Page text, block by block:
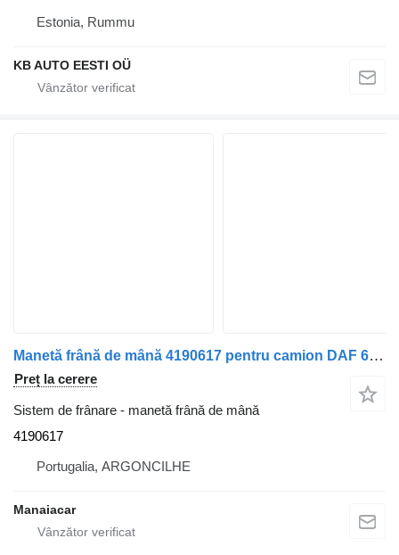
Estonia, Rummu
KB AUTO EESTI OÜ
Manetă frână de mână 4190617 pentru camion DAF 65 CF | 98 - 00
Preț la cerere
Sistem de frânare - manetă frână de mână
4190617
Portugalia, ARGONCILHE
Manaiacar